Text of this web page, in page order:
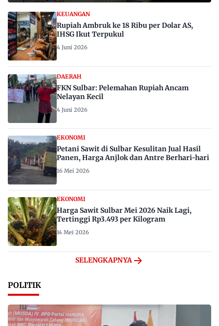
KEUANGAN
Rupiah Ambruk ke 18 Ribu per Dolar AS,
IHSG Ikut Terpukul
4 Juni 2026
DAERAH
FKN Sulbar: Pelemahan Rupiah Ancam
Nelayan Kecil
4 Juni 2026
EKONOMI
Petani Sawit di Sulbar Kesulitan Jual Hasil
Panen, Harga Anjlok dan Antre Berhari-hari
16 Mei 2026
EKONOMI
Harga Sawit Sulbar Mei 2026 Naik Lagi,
Tertinggi Rp3.493 per Kilogram
14 Mei 2026
SELENGKAPNYA
POLITIK